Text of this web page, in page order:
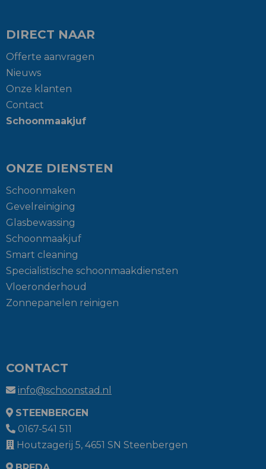
DIRECT NAAR
Offerte aanvragen
Nieuws
Onze klanten
Contact
Schoonmaakjuf
ONZE DIENSTEN
Schoonmaken
Gevelreiniging
Glasbewassing
Schoonmaakjuf
Smart cleaning
Specialistische schoonmaakdiensten
Vloeronderhoud
Zonnepanelen reinigen
CONTACT
info@schoonstad.nl
STEENBERGEN
0167-541 511
Houtzagerij 5, 4651 SN Steenbergen